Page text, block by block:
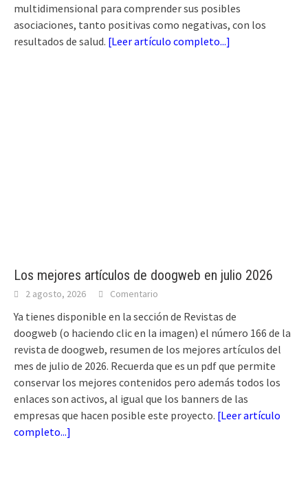
multidimensional para comprender sus posibles
asociaciones, tanto positivas como negativas, con los
resultados de salud. [Leer artículo completo...]
Los mejores artículos de doogweb en julio 2026
2 agosto, 2026 Comentario
Ya tienes disponible en la sección de Revistas de
doogweb (o haciendo clic en la imagen) el número 166 de la
revista de doogweb, resumen de los mejores artículos del
mes de julio de 2026. Recuerda que es un pdf que permite
conservar los mejores contenidos pero además todos los
enlaces son activos, al igual que los banners de las
empresas que hacen posible este proyecto. [Leer artículo
completo...]